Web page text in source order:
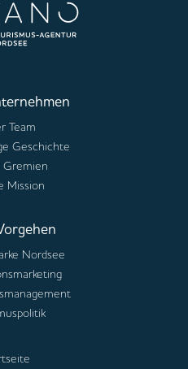
Team
Geschichte
Gremien
Mission
Nordsee